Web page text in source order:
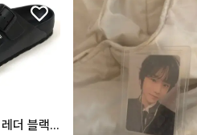
버켄스탁 아리조나 레더 블랙 - 레귤러 새상품